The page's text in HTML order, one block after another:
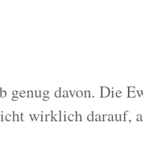
genug davon. Die
wirklich darauf,